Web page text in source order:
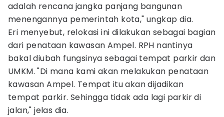
adalah rencana jangka panjang bangunan
menengannya pemerintah kota," ungkap dia.
Eri menyebut, relokasi ini dilakukan sebagai bagian
dari penataan kawasan Ampel. RPH nantinya
bakal diubah fungsinya sebagai tempat parkir dan
UMKM. "Di mana kami akan melakukan penataan
kawasan Ampel. Tempat itu akan dijadikan
tempat parkir. Sehingga tidak ada lagi parkir di
jalan," jelas dia.